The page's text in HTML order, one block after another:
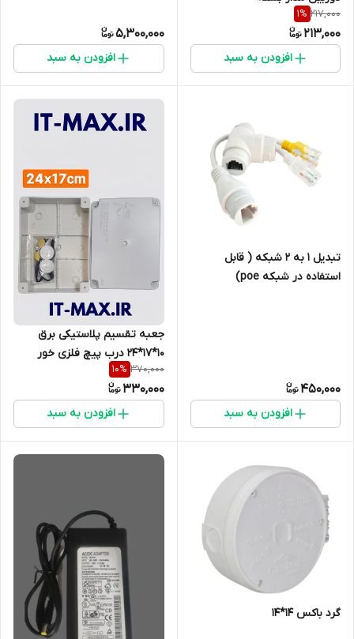
217,000
1%
213,000
افزودن به سبد
5,300,000
افزودن به سبد
تبدیل ۱ به ۲ شبکه ( قابل
استفاده در شبکه poe)
450,000
افزودن به سبد
جعبه تقسیم پلاستیکی برق
10*17*24 درب پیچ فلزی خور
370,000
10%
330,000
افزودن به سبد
گرد باکس 14*14